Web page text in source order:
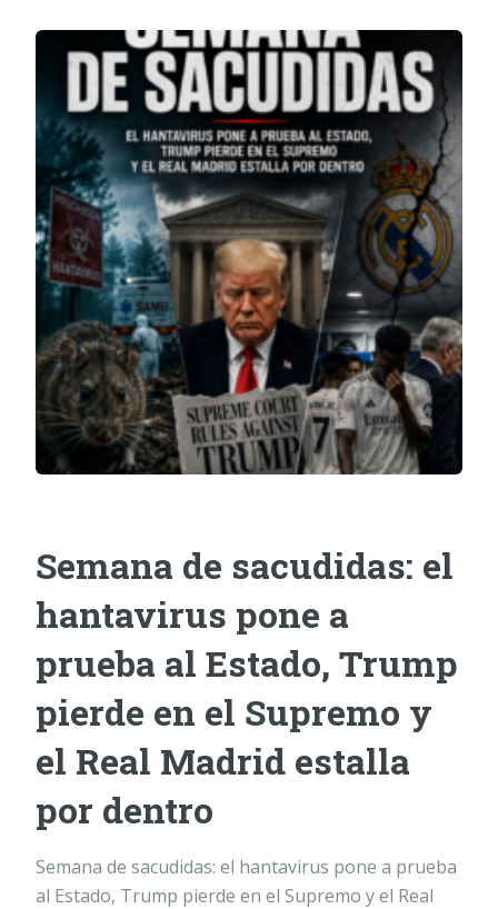
Semana de sacudidas: el
hantavirus pone a
prueba al Estado, Trump
pierde en el Supremo y
el Real Madrid estalla
por dentro
Semana de sacudidas: el hantavirus pone a prueba
al Estado, Trump pierde en el Supremo y el Real